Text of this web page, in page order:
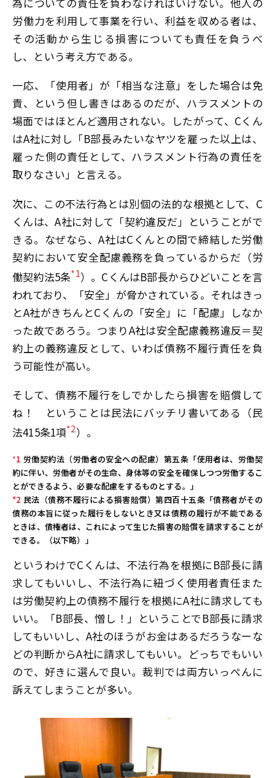
労働力を利用して事業を行い、利益を収める者は、
その活動から生じる損害についても責任を負うべ
し、という考え方である。
一応、「使用者」が「相当な注意」をした場合は免
責、という但し書きはあるのだが、ハラスメントの
場面ではほとんど適用されない。したがって、Cくん
はA社に対し「B部長みたいなヤツを雇った以上は、
雇った側の責任として、ハラスメント行為の責任を
取りなさい」と言える。
次に、この不法行為とは別個の法的な根拠として、C
くんは、A社に対して「契約違反だ」ということがで
きる。なぜなら、A社はCくんとの間で締結した労働
契約において安全配慮義務を負っているからだ（労
働契約法5条*1）。CくんはB部長からひどいことを言
われており、「安全」が脅かされている。それはきっ
とA社がきちんとCくんの「安全」に「配慮」しなか
った故であろう。つまりA社は安全配慮義務違反＝契
約上の義務違反として、いわば債務不履行責任を負
う可能性が高い。
そして、債務不履行をしでかしたら損害を賠償して
ね！ ということは民法にバッチリ書いてある（民
法415条1項*2）。
*1 労働契約法（労働者の安全への配慮）第五条「使用者は、労働契
約に伴い、労働者がその生命、身体等の安全を確保しつつ労働するこ
とができるよう、必要な配慮をするものとする。」
*2 民法（債務不履行による損害賠償）第四百十五条「債務者がその
債務の本旨に従った履行をしないとき又は債務の履行が不能である
ときは、債権者は、これによって生じた損害の賠償を請求することが
できる。（以下略）」
というわけでCくんは、不法行為を根拠にB部長に請
求してもいいし、不法行為に紐づく使用者責任また
は労働契約上の債務不履行を根拠にA社に請求しても
いい。「B部長、憎し！」ということでB部長に請求
してもいいし、A社のほうがお金はあるだろうなーな
どの判断からA社に請求してもいい。どっちでもいい
ので、好きに選んで良い。裁判では両方いっぺんに
訴えてしまうことが多い。